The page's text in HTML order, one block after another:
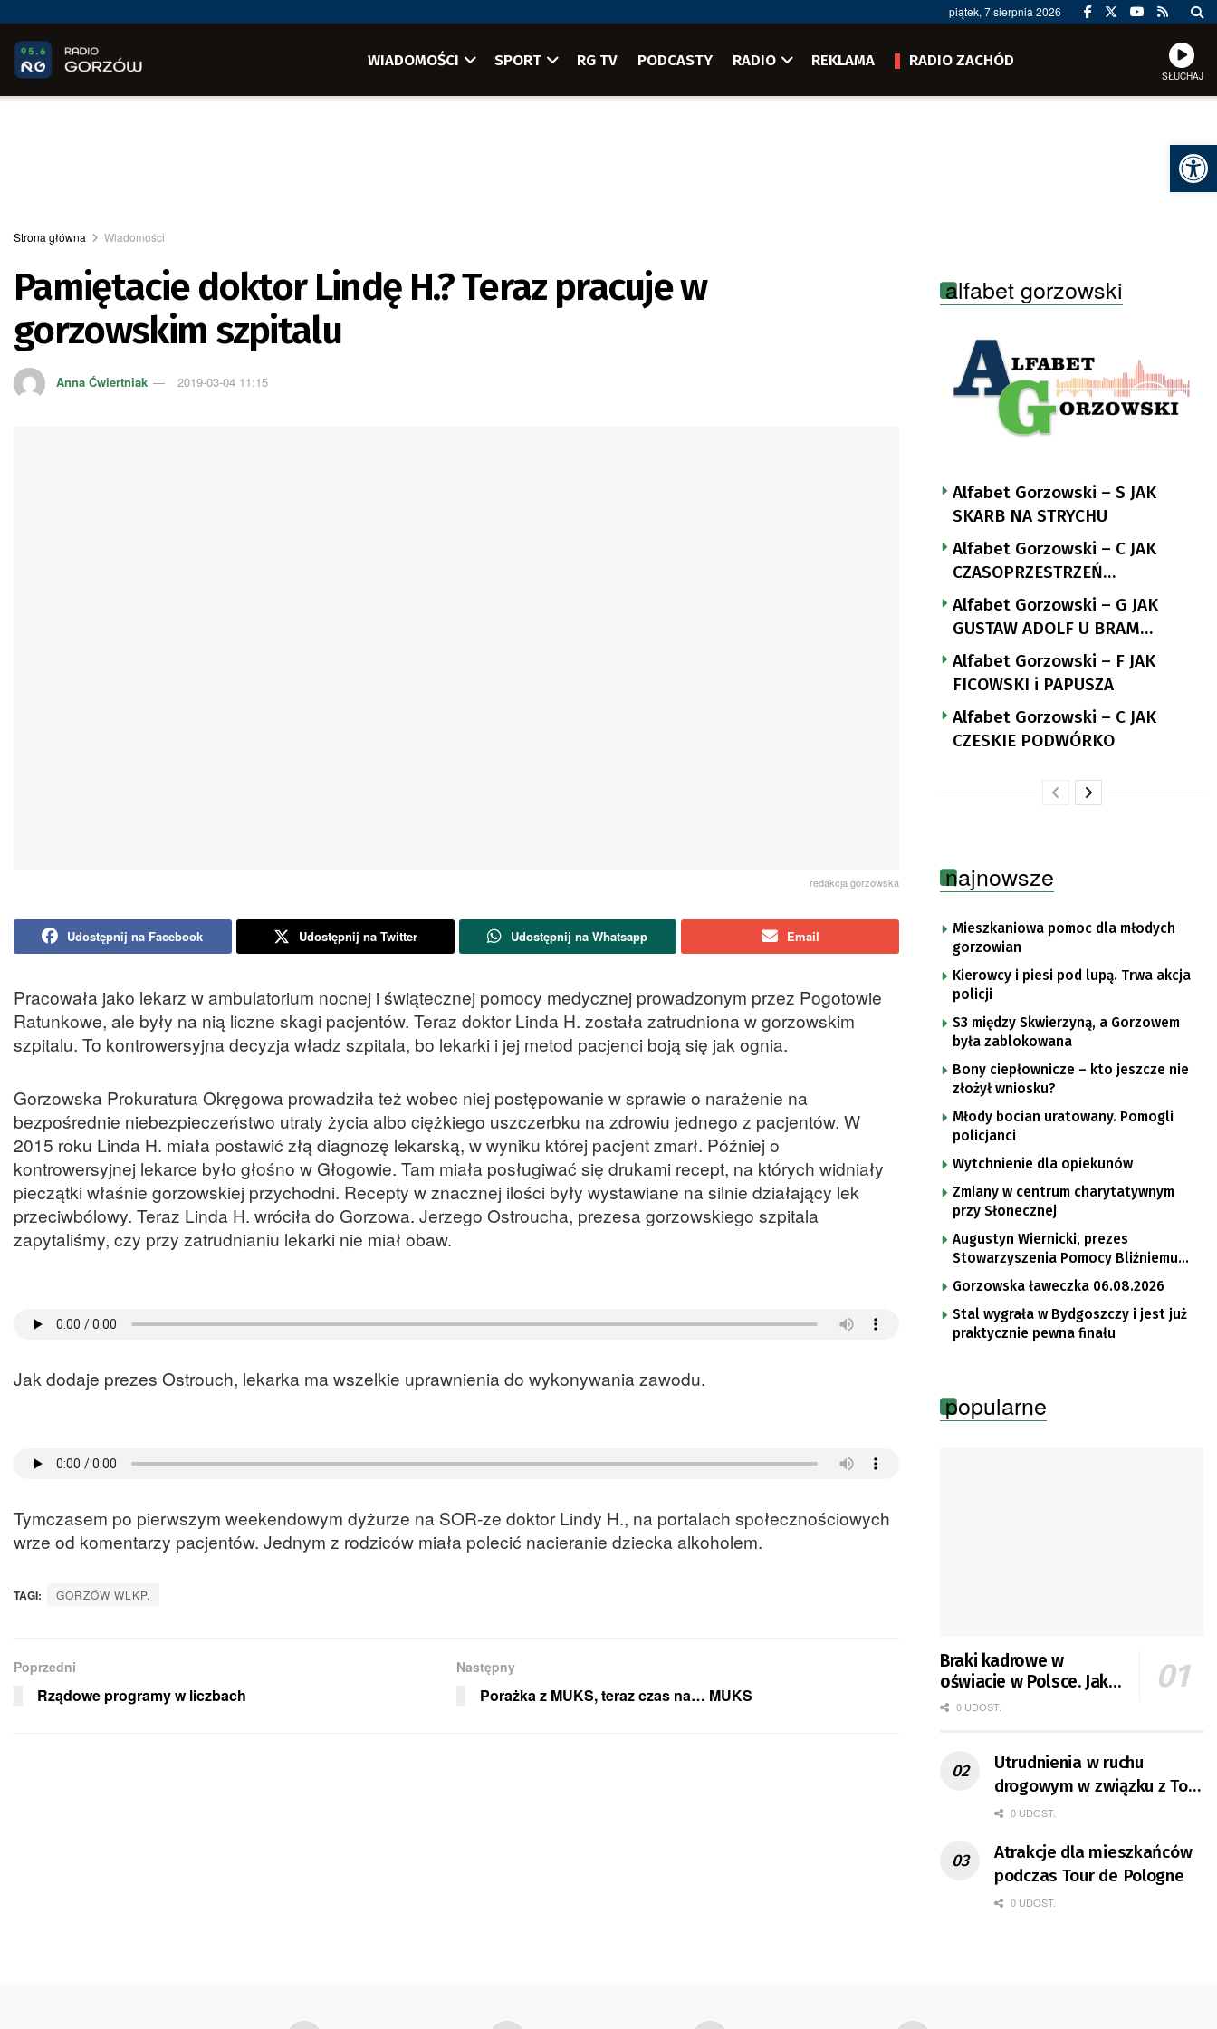
piątek, 7 sierpnia 2026
WIADOMOŚCI SPORT RG TV PODCASTY RADIO REKLAMA RADIO ZACHÓD
SŁUCHAJ
Strona główna Wiadomości
Pamiętacie doktor Lindę H.? Teraz pracuje w
gorzowskim szpitalu
Anna Ćwiertniak 2019-03-04 11:15
redakcja gorzowska
Udostępnij na Facebook Udostępnij na Twitter Udostępnij na Whatsapp Email
Pracowała jako lekarz w ambulatorium nocnej i świątecznej pomocy medycznej prowadzonym przez Pogotowie
Ratunkowe, ale były na nią liczne skagi pacjentów. Teraz doktor Linda H. została zatrudniona w gorzowskim
szpitalu. To kontrowersyjna decyzja władz szpitala, bo lekarki i jej metod pacjenci boją się jak ognia.
Gorzowska Prokuratura Okręgowa prowadziła też wobec niej postępowanie w sprawie o narażenie na
bezpośrednie niebezpieczeństwo utraty życia albo ciężkiego uszczerbku na zdrowiu jednego z pacjentów. W
2015 roku Linda H. miała postawić złą diagnozę lekarską, w wyniku której pacjent zmarł. Później o
kontrowersyjnej lekarce było głośno w Głogowie. Tam miała posługiwać się drukami recept, na których widniały
pieczątki właśnie gorzowskiej przychodni. Recepty w znacznej ilości były wystawiane na silnie działający lek
przeciwbólowy. Teraz Linda H. wróciła do Gorzowa. Jerzego Ostroucha, prezesa gorzowskiego szpitala
zapytaliśmy, czy przy zatrudnianiu lekarki nie miał obaw.
Jak dodaje prezes Ostrouch, lekarka ma wszelkie uprawnienia do wykonywania zawodu.
Tymczasem po pierwszym weekendowym dyżurze na SOR-ze doktor Lindy H., na portalach społecznościowych
wrze od komentarzy pacjentów. Jednym z rodziców miała polecić nacieranie dziecka alkoholem.
TAGI: GORZÓW WLKP.
Poprzedni
Rządowe programy w liczbach
Następny
Porażka z MUKS, teraz czas na… MUKS
alfabet gorzowski
Alfabet Gorzowski – S JAK
SKARB NA STRYCHU
Alfabet Gorzowski – C JAK
CZASOPRZESTRZEŃ
NUTTGENSA
Alfabet Gorzowski – G JAK
GUSTAW ADOLF U BRAM
LANDSBERGA
Alfabet Gorzowski – F JAK
FICOWSKI i PAPUSZA
Alfabet Gorzowski – C JAK
CZESKIE PODWÓRKO
najnowsze
Mieszkaniowa pomoc dla młodych
gorzowian
Kierowcy i piesi pod lupą. Trwa akcja
policji
S3 między Skwierzyną, a Gorzowem
była zablokowana
Bony ciepłownicze – kto jeszcze nie
złożył wniosku?
Młody bocian uratowany. Pomogli
policjanci
Wytchnienie dla opiekunów
Zmiany w centrum charytatywnym
przy Słonecznej
Augustyn Wiernicki, prezes
Stowarzyszenia Pomocy Bliźniemu
im. Brata Krystyna
Gorzowska ławeczka 06.08.2026
Stal wygrała w Bydgoszczy i jest już
praktycznie pewna finału
popularne
Braki kadrowe w
oświacie w Polsce. Jak
jest w Gorzowie?
0 UDOST.
Utrudnienia w ruchu
drogowym w związku z Tour
de Pologne
0 UDOST.
Atrakcje dla mieszkańców
podczas Tour de Pologne
0 UDOST.